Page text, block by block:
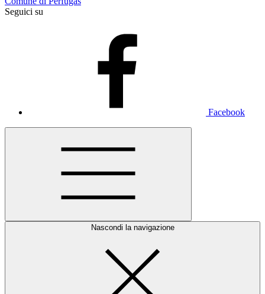
Seguici su
Facebook
Nascondi la navigazione